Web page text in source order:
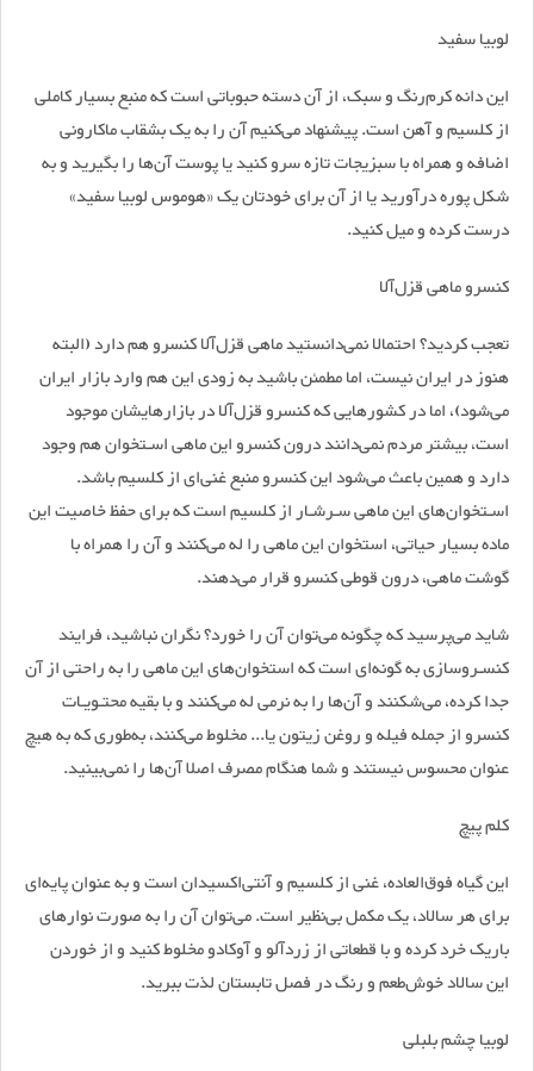
لوبیا سفید
این دانه کرم‌رنگ و سبک، از آن دسته حبوباتی است که منبع بسیار کاملی
از کلسیم و آهن است. پیشنهاد می‌کنیم آن را به یک بشقاب ماکارونی
اضافه و همراه با سبزیجات تازه سرو کنید یا پوست آن‌ها را بگیرید و به
شکل پوره درآورید یا از آن برای خودتان یک «هوموس لوبیا سفید»
درست کرده و میل کنید.
کنسرو ماهی قزل‌آلا
تعجب کردید؟ احتمالا نمی‌دانستید ماهی قزل‌آلا کنسرو هم دارد (البته
هنوز در ایران نیست، اما مطمئن باشید به زودی این هم وارد بازار ایران
می‌شود)، اما در کشور‌هایی که کنسرو قزل‌آلا در بازارهایشان موجود
است، بیشتر مردم نمی‌دانند درون کنسرو این ماهی اسـتخوان هم وجود
دارد و همین باعث می‌شود این کنسرو منبع غنی‌ای از کلسیم باشد.
اسـتخوان‌های این ماهی سـرشـار از کلسیم است که برای حفظ خاصیت این
ماده بسیار حیاتی، استخوان این ماهی را له می‌کنند و آن را همراه با
گوشت ماهی، درون قوطی کنسرو قرار می‌دهند.
شاید می‌پرسید که چگونه می‌توان آن را خورد؟ نگران نباشید، فرایند
کنسـروسازی به گونه‌ای است که استخوان‌های این ماهی را به راحتی از آن
جدا کرده، می‌شکنند و آن‌ها را به نرمی له می‌کنند و با بقیه محتـویـات
کنسرو از جمله فیله و روغن زیتون یا... مخلوط می‌کنند، به‌طوری که به هیچ
عنوان محسوس نیستند و شما هنگام مصرف اصلا آن‌ها را نمی‌بینید.
کلم پیچ
این گیاه فوق‌العاده، غنی از کلسیم و آنتی‌اکسیدان است و به عنوان پایه‌ای
برای هر سالاد، یک مکمل بی‌نظیر است. می‌توان آن را به صورت نوار‌های
باریک خرد کرده و با قطعاتی از زردآلو و آوکادو مخلوط کنید و از خوردن
این سالاد خوش‌طعم و رنگ در فصل تابستان لذت ببرید.
لوبیا چشم بلبلی